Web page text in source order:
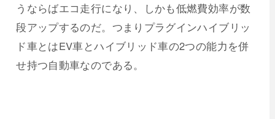
うならばエコ走行になり、しかも低燃費効率が数
段アップするのだ。つまりプラグインハイブリッ
ド車とはEV車とハイブリッド車の2つの能力を併
せ持つ自動車なのである。